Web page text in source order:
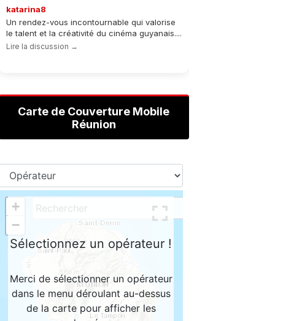
katarina8
Un rendez-vous incontournable qui valorise
le talent et la créativité du cinéma guyanais....
Lire la discussion →
Carte de Couverture Mobile
Réunion